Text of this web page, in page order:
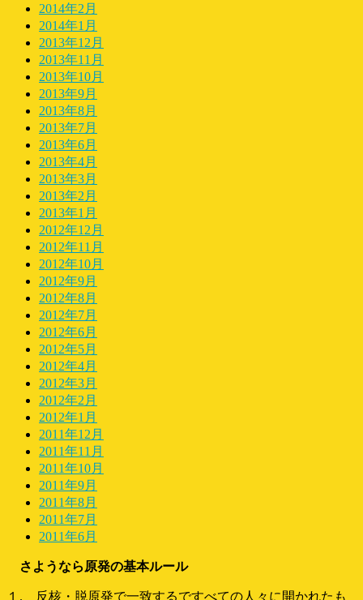
2014年2月
2014年1月
2013年12月
2013年11月
2013年10月
2013年9月
2013年8月
2013年7月
2013年6月
2013年4月
2013年3月
2013年2月
2013年1月
2012年12月
2012年11月
2012年10月
2012年9月
2012年8月
2012年7月
2012年6月
2012年5月
2012年4月
2012年3月
2012年2月
2012年1月
2011年12月
2011年11月
2011年10月
2011年9月
2011年8月
2011年7月
2011年6月
さようなら原発の基本ルール
１. 反核・脱原発で一致するですべての人々に開かれたも